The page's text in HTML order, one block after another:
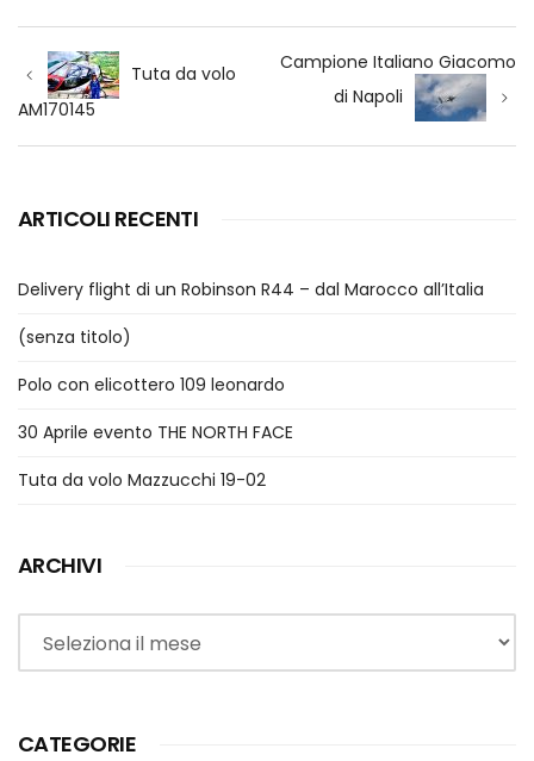
Navigazione
articoli
Tuta da volo
AM170145
Campione Italiano Giacomo
di Napoli
ARTICOLI RECENTI
Delivery flight di un Robinson R44 – dal Marocco all’Italia
(senza titolo)
Polo con elicottero 109 leonardo
30 Aprile evento THE NORTH FACE
Tuta da volo Mazzucchi 19-02
ARCHIVI
Archivi
CATEGORIE